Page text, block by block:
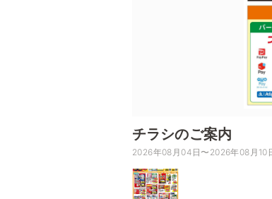
チラシのご案内
2026年08月04日〜2026年08月10